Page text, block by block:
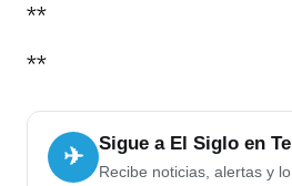
**
**
✈ Sigue a El Siglo en
Recibe noticias, alertas y